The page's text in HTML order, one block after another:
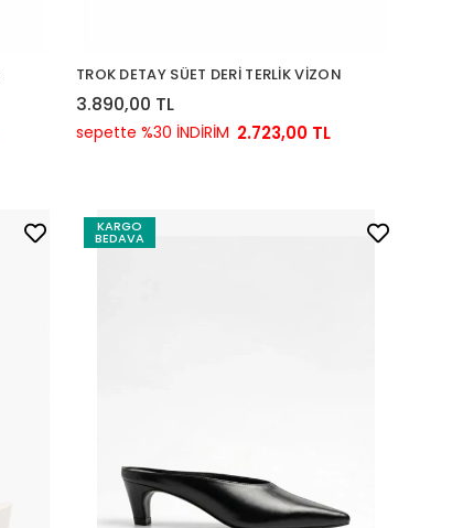
TROK DETAY SÜET DERİ TERLİK VİZON
3.890,00 TL
sepette %30 İNDİRİM 2.723,00 TL
KARGO
BEDAVA